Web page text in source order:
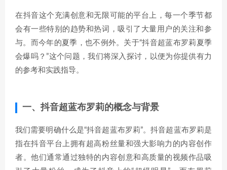
在抖音这个充满创意和无限可能的平台上，每一个季节都
会有一些特别的趋势和热词，吸引了大量用户的关注和参
与。而今年的夏季，也不例外。关于“抖音超蓝布罗莉夏季
会爆吗？”这个问题，我们将深入探讨，以便为你提供有力
的参考和实践指导。
一、抖音超蓝布罗莉的概念与背景
我们需要明确什么是“抖音超蓝布罗莉”。抖音超蓝布罗莉是
指在抖音平台上拥有超高粉丝量和强大影响力的内容创作
者。他们通常通过独特的内容创意和高质量的视频作品吸